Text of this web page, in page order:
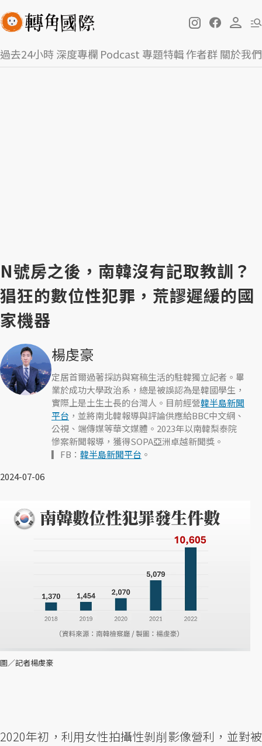
過去24小時深度專欄 Podcast 專題特輯作者群關於我們
N號房之後，南韓沒有記取教訓？
猖狂的數位性犯罪，荒謬遲緩的國
家機器
楊虔豪
定居首爾過著採訪與寫稿生活的駐韓獨立記者。畢
業於成功大學政治系，總是被誤認為是韓國學生，
實際上是土生土長的台灣人。目前經營韓半島新聞
平台 ，並將南北韓報導與評論供應給BBC中文網、
公視、端傳媒等華文媒體。2023年以南韓梨泰院
慘案新聞報導，獲得SOPA亞洲卓越新聞獎。
▎FB： 韓半島新聞平台 。
2024-07-06
圖／記者楊虔豪
2020年初，利用女性拍攝性剝削影像營利，並對被